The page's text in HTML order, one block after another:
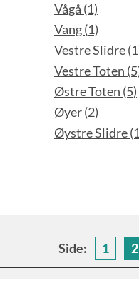
Vågå (1)
Vang (1)
Vestre Slidre
Vestre Toten
Østre Toten (5)
Øyer (2)
Øystre Slidre
Side: 1 2